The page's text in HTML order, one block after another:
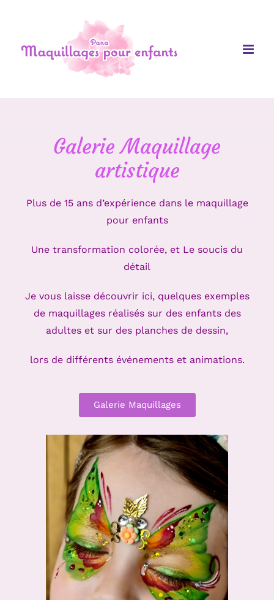
Galerie Maquillage
artistique
Plus de 15 ans d’expérience dans le maquillage
pour enfants
Une transformation colorée, et Le soucis du
détail
Je vous laisse découvrir ici, quelques exemples
de maquillages réalisés sur des enfants des
adultes et sur des planches de dessin,
lors de différents événements et animations.
Galerie Maquillages